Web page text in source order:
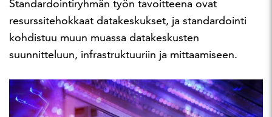
Standardointiryhmän työn tavoitteena ovat
resurssitehokkaat datakeskukset, ja standardointi
kohdistuu muun muassa datakeskusten
suunnitteluun, infrastruktuuriin ja mittaamiseen.